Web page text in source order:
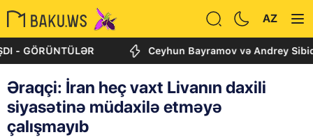
AZ
Ceyhun Bayramov və Andrey Sibiqa
Əraqçi: İran heç vaxt Livanın daxili
siyasətinə müdaxilə etməyə
çalışmayıb